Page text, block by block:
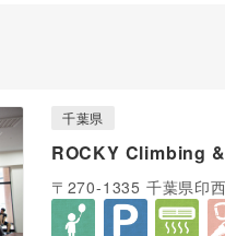
千葉県
ROCKY Climbing
〒270-1335 千葉県印